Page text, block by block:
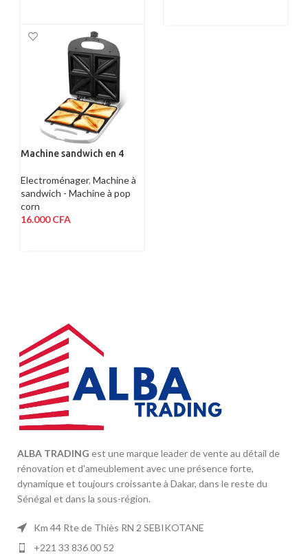
Machine sandwich en 4
Electroménager, Machine à
sandwich - Machine à pop
corn
16.000CFA
ALBA TRADING est une marque leader de vente au détail de
rénovation et d'ameublement avec une présence forte,
dynamique et toujours croissante à Dakar, dans le reste du
Sénégal et dans la sous-région.
Km 44 Rte de Thiès RN 2 SEBIKOTANE
+221 33 836 00 52